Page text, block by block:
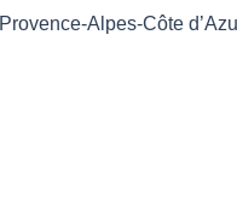
Alpes-Côte